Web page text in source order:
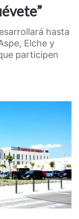
hasta
Elche y
participen